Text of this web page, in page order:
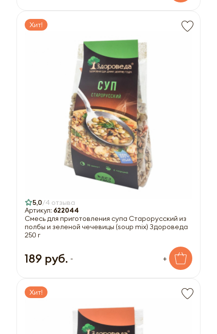
Хит!
5,0 4 отзыва
Артикул: 622044
Смесь для приготовления супа Старорусский из
полбы и зеленой чечевицы (soup mix) Здороведа
250 г
189 руб. - +
Хит!